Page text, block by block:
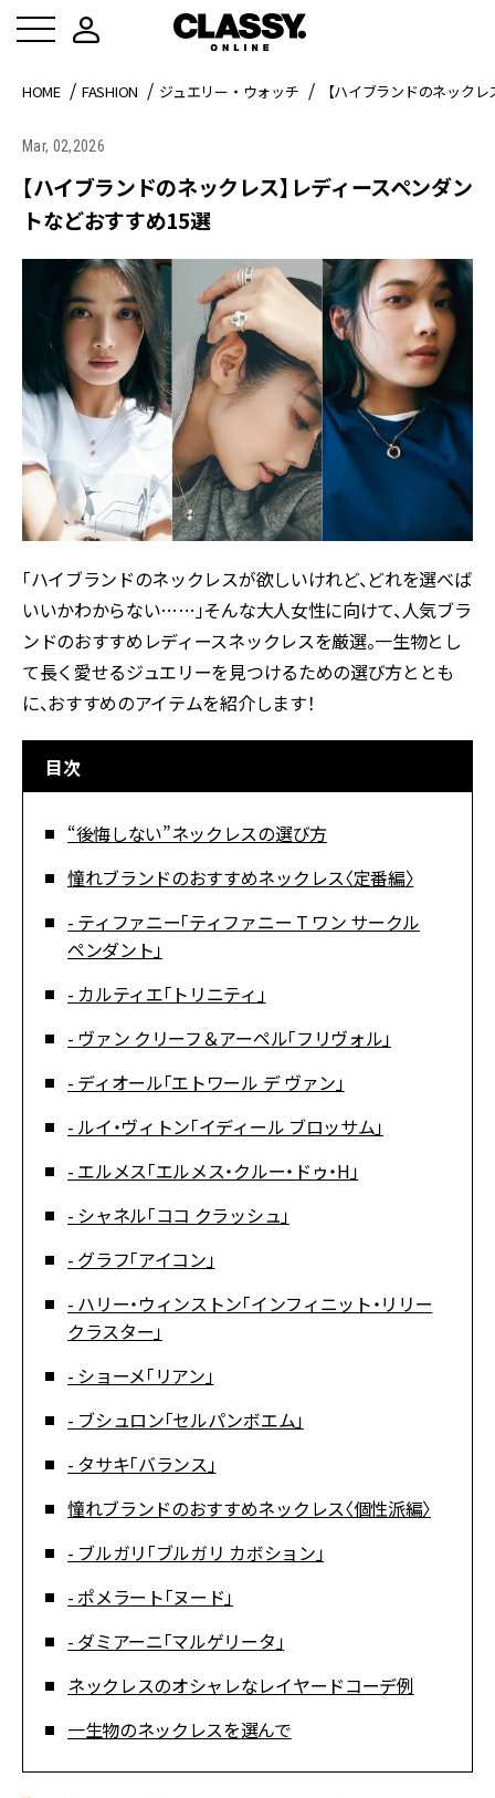
HOME FASHION ジュエリー・ウォッチ 【ハイブランドのネック
Mar, 02,2026
【ハイブランドのネックレス】レディースペンダン
トなどおすすめ15選
「ハイブランドのネックレスが欲しいけれど、どれを選べば
いいかわからない……」そんな大人女性に向けて、人気ブラ
ンドのおすすめレディースネックレスを厳選。一生物とし
て長く愛せるジュエリーを見つけるための選び方ととも
に、おすすめのアイテムを紹介します！
目次
“後悔しない”ネックレスの選び方
憧れブランドのおすすめネックレス〈定番編〉
- ティファニー「ティファニー T ワン サークル
ペンダント」
- カルティエ「トリニティ」
- ヴァン クリーフ＆アーペル「フリヴォル」
- ディオール「エトワール デ ヴァン」
- ルイ・ヴィトン「イディール ブロッサム」
- エルメス「エルメス・クルー・ドゥ・H」
- シャネル「ココ クラッシュ」
- グラフ「アイコン」
- ハリー・ウィンストン「インフィニット・リリー
クラスター」
- ショーメ「リアン」
- ブシュロン「セルパンボエム」
- タサキ「バランス」
憧れブランドのおすすめネックレス〈個性派編〉
- ブルガリ「ブルガリ カボション」
- ポメラート「ヌード」
- ダミアーニ「マルゲリータ」
ネックレスのオシャレなレイヤードコーデ例
一生物のネックレスを選んで